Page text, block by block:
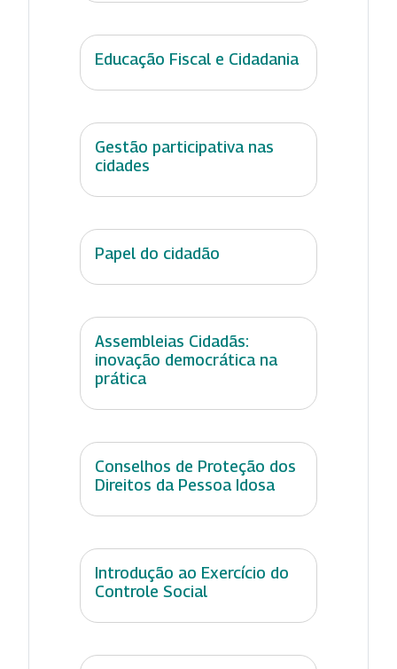
Educação Fiscal e Cidadania
Gestão participativa nas
cidades
Papel do cidadão
Assembleias Cidadãs:
inovação democrática na
prática
Conselhos de Proteção dos
Direitos da Pessoa Idosa
Introdução ao Exercício do
Controle Social